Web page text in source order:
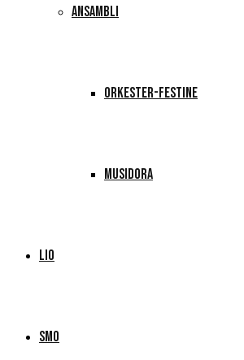
ANSAMBLI
ORKESTER-FESTINE
MUSIDORA
LIO
SMO